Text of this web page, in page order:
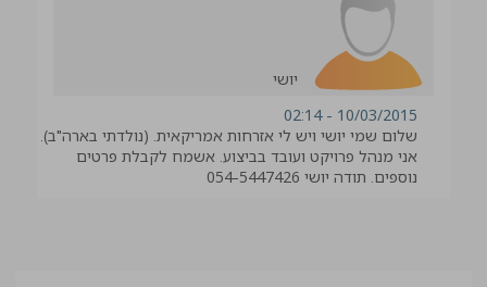
יושי
10/03/2015 - 02:14
שלום שמי יושי ויש לי אזרחות אמריקאית. (נולדתי בארה"ב).
אני מנהל פרויקט ועובד בביצוע. אשמח לקבלת פרטים
נוספים. תודה יושי 054-5447426